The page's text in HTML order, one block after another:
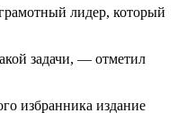
лидер, который
задачи, — отметил
избранника издание